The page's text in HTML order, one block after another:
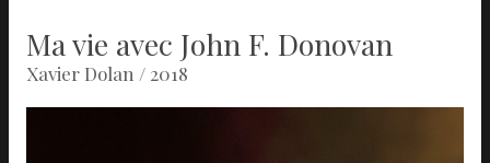
Ma vie avec John F. Donovan
Xavier Dolan / 2018